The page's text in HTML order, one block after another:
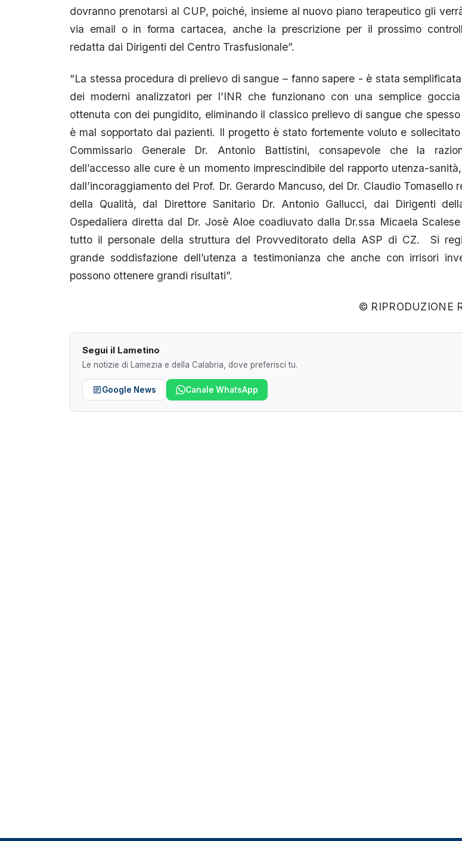
dovranno prenotarsi al CUP, poiché, insieme al nuovo piano terapeutico gli
via email o in forma cartacea, anche la prescrizione per il prossimo
redatta dai Dirigenti del Centro Trasfusionale”.
“La stessa procedura di prelievo di sangue – fanno sapere - è stata
dei moderni analizzatori per l’INR che funzionano con una semplice
ottenuta con dei pungidito, eliminando il classico prelievo di sangue che
è mal sopportato dai pazienti. Il progetto è stato fortemente voluto e sollecitato
Commissario Generale Dr. Antonio Battistini, consapevole che la
dell’accesso alle cure è un momento imprescindibile del rapporto utenza-
dall’incoraggiamento del Prof. Dr. Gerardo Mancuso, del Dr. Claudio Tomasello
della Qualità, dal Direttore Sanitario Dr. Antonio Gallucci, dai Dirigenti
Ospedaliera diretta dal Dr. Josè Aloe coadiuvato dalla Dr.ssa Micaela
tutto il personale della struttura del Provveditorato della ASP di CZ. Si
grande soddisfazione dell’utenza a testimonianza che anche con irrisori
possono ottenere grandi risultati”.
© RIPRODUZIONE
Segui il Lametino
Le notizie di Lamezia e della Calabria, dove preferisci tu.
Google News Canale WhatsApp